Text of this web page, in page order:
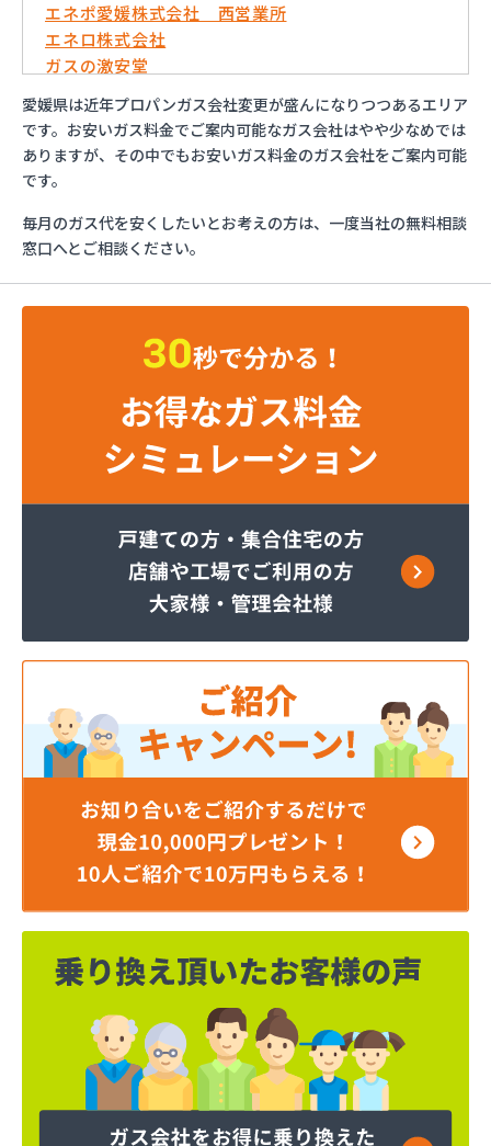
エネポ愛媛株式会社 西営業所
エネロ株式会社
ガスの激安堂
ガス太郎
ともざわプロパン
マリンガス
みづほ商店
愛媛日商プロパン株式会社 松山営業所
旭物産株式会社
安高ガス商会
岡田燃料店
株式会社フモト商会
株式会社愛媛ガスセンター
株式会社柿原石油
株式会社丸源ガス
株式会社寺田商店
株式会社小田商店 本店
株式会社松山生協本社
株式会社松山生協本社 垣生充填所
株式会社松山生協本社 小野基地
株式会社松山生協本社 石井基地
株式会社松山生協本社 味生基地
株式会社松南産業
株式会社松友ガス
株式会社新田石油店
株式会社大内造船所 ガス販売部
株式会社竹田石油
株式会社仲渡石油
株式会社天宗 本社
株式会社天宗 新居浜ガスセンター
株式会社天宗 今治ガスセンター
株式会社東燃
愛媛県は近年プロパンガス会社変更が盛んになりつつあるエリア
です。お安いガス料金でご案内可能なガス会社はやや少なめでは
ありますが、その中でもお安いガス料金のガス会社をご案内可能
です。
毎月のガス代を安くしたいとお考えの方は、一度当社の無料相談
窓口へとご相談ください。